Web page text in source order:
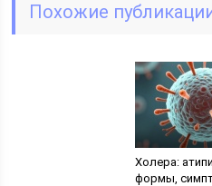
Похожие
Холера:
формы,